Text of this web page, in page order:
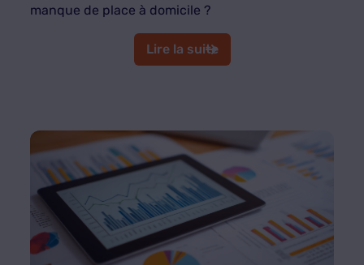
manque de place à domicile ?
Lire la suite